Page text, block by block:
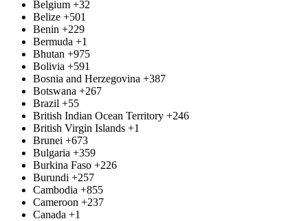
Belgium +32
Belize +501
Benin +229
Bermuda +1
Bhutan +975
Bolivia +591
Bosnia and Herzegovina +387
Botswana +267
Brazil +55
British Indian Ocean Territory +246
British Virgin Islands +1
Brunei +673
Bulgaria +359
Burkina Faso +226
Burundi +257
Cambodia +855
Cameroon +237
Canada +1